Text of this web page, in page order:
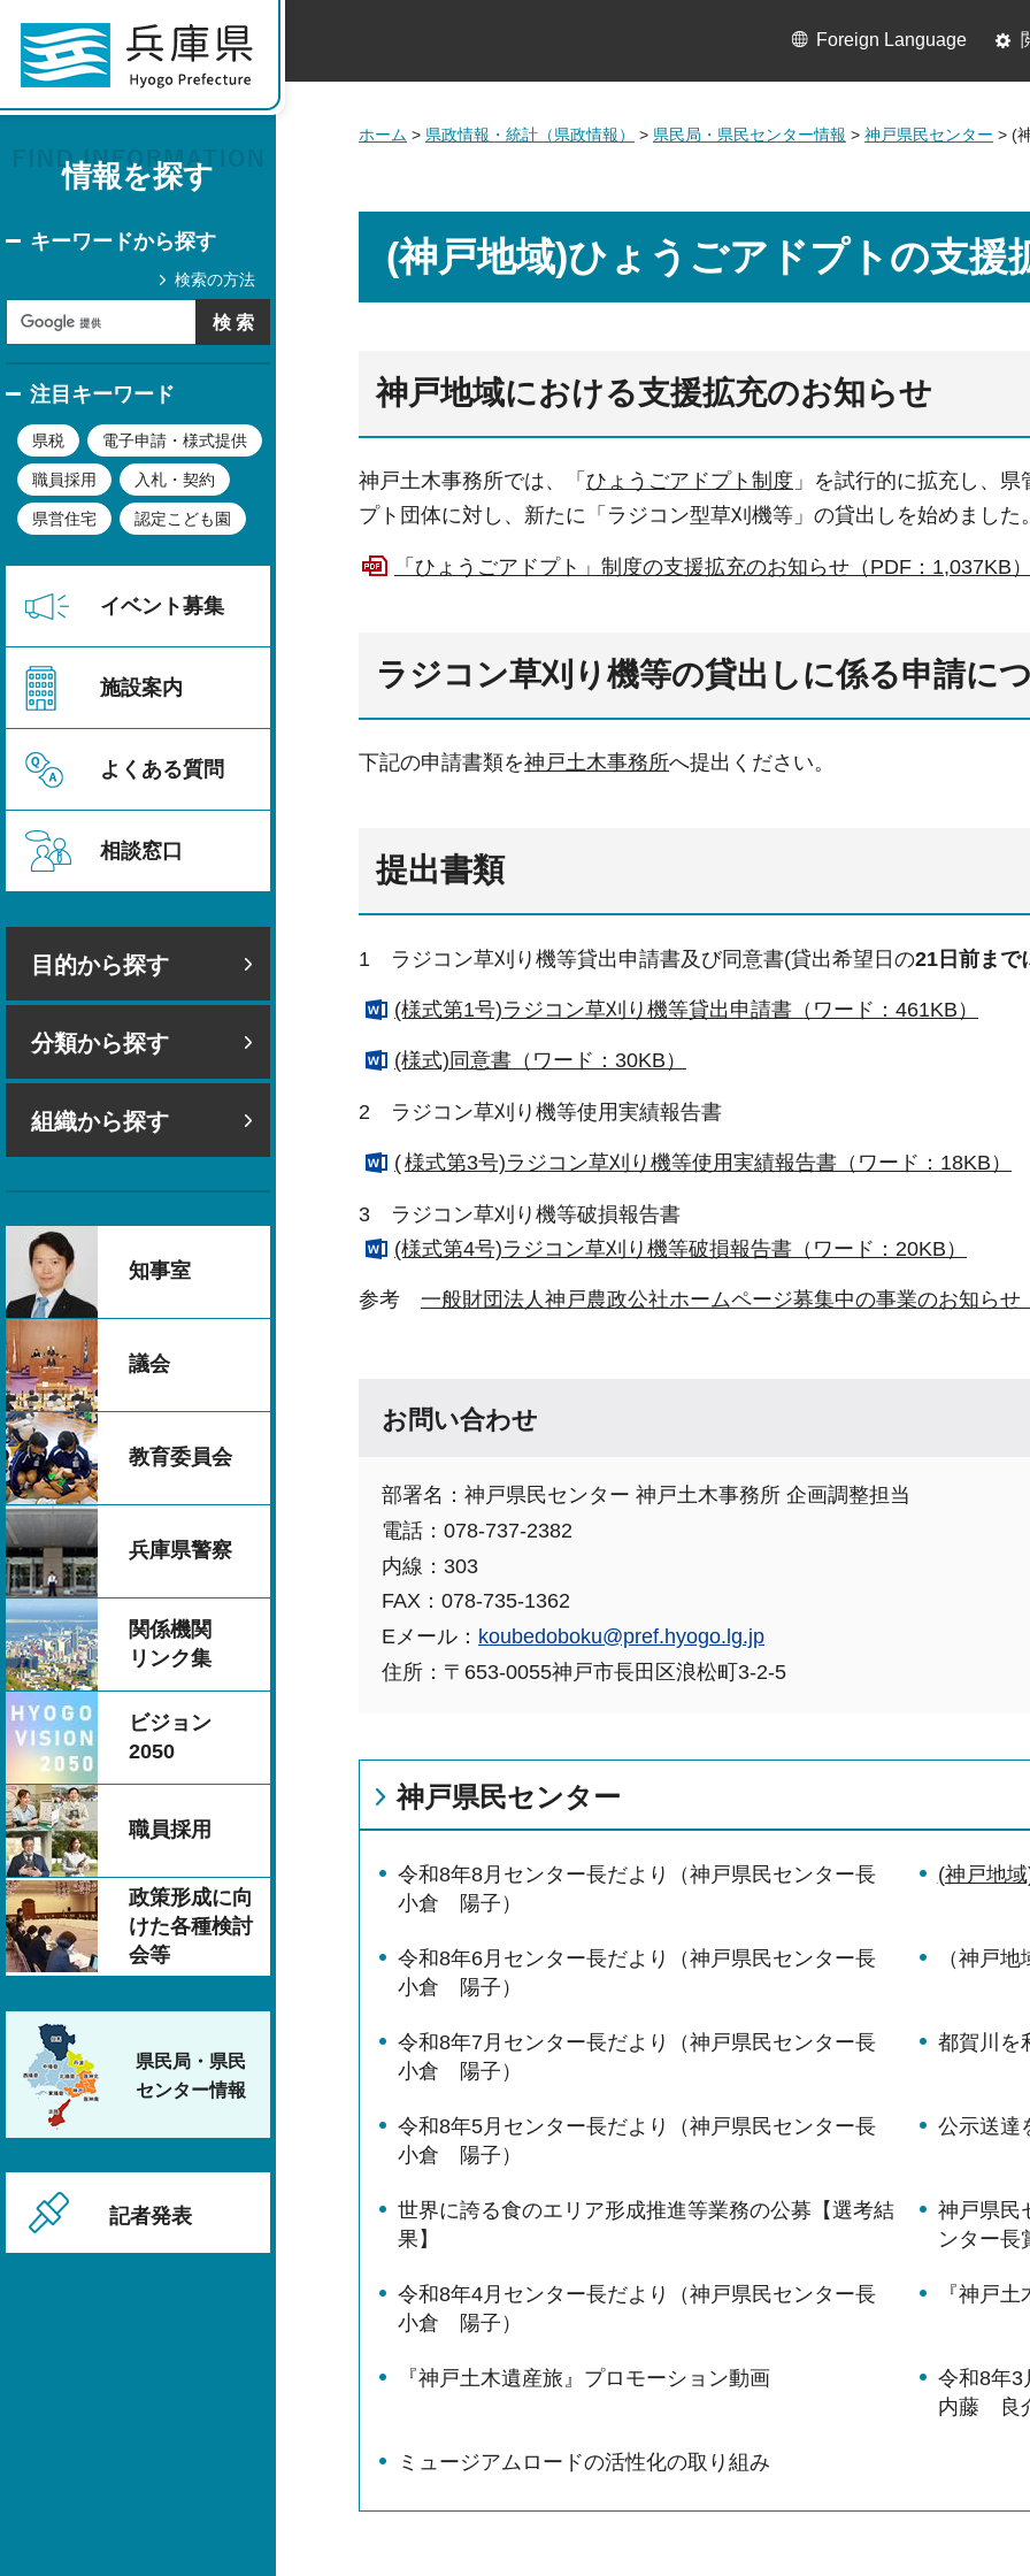
情報を探す
キーワードから探す
検索の方法
注目キーワード
県税 電子申請・様式提供
職員採用 入札・契約
県営住宅 認定こども園
イベント募集
施設案内
よくある質問
相談窓口
目的から探す
分類から探す
組織から探す
知事室
議会
教育委員会
兵庫県警察
関係機関
リンク集
ビジョン
2050
職員採用
政策形成に向
けた各種検討
会等
県民局・県民
センター情報
記者発表
Foreign Language
ホーム > 県政情報・統計（県政情報） > 県民局・県民センター情報 > 神戸県民センター > (
(神戸地域)ひょうごアドプトの支援
神戸地域における支援拡充のお知らせ
神戸土木事務所では、「 ひょうごアドプト制度 」を試行的に拡充し、
プト団体に対し、新たに「ラジコン型草刈機等」の貸出しを始めました。
「ひょうごアドプト」制度の支援拡充のお知らせ（PDF：1,037KB）
ラジコン草刈り機等の貸出しに係る申請に
下記の申請書類を神戸土木事務所へ提出ください。
提出書類
1 ラジコン草刈り機等貸出申請書及び同意書(貸出希望日の21日前まで
(様式第1号)ラジコン草刈り機等貸出申請書（ワード：461KB）
(様式)同意書（ワード：30KB）
2 ラジコン草刈り機等使用実績報告書
(様式第3号)ラジコン草刈り機等使用実績報告書 （ワード：18KB）
3 ラジコン草刈り機等破損報告書
(様式第4号)ラジコン草刈り機等破損報告書（ワード：20KB）
参考 一般財団法人神戸農政公社ホームページ募集中の事業のお知らせ
お問い合わせ
部署名：神戸県民センター 神戸土木事務所 企画調整担当
電話：078-737-2382
内線：303
FAX：078-735-1362
Eメール： koubedoboku@pref.hyogo.lg.jp
住所：〒653-0055神戸市長田区浪松町3-2-5
神戸県民センター
令和8年8月センター長だより（神戸県民センター長
小倉 陽子）
(神戸地
令和8年6月センター長だより（神戸県民センター長
小倉 陽子）
（神戸
令和8年7月センター長だより（神戸県民センター長
小倉 陽子）
都賀川を
令和8年5月センター長だより（神戸県民センター長
小倉 陽子）
公示送達
世界に誇る食のエリア形成推進等業務の公募【選考結
果】
神戸県民
ンター長
令和8年4月センター長だより（神戸県民センター長
小倉 陽子）
『神戸
『神戸土木遺産旅』プロモーション動画
令和8年3
内藤 良
ミュージアムロードの活性化の取り組み